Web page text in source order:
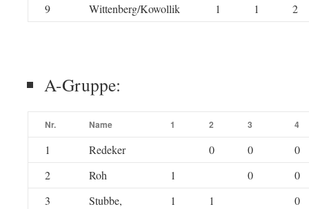
9 Wittenberg/Kowollik 1 1 2
A-Gruppe:
Nr. Name 1 2 3 4
1 Redeker 0 0
0
2
Roh 1 0
0
3
Stubbe,
1 1 0